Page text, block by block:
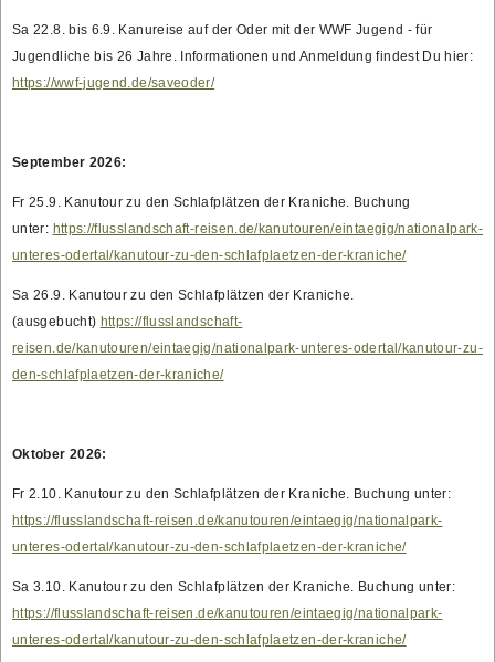
Sa 22.8. bis 6.9. Kanureise auf der Oder mit der WWF Jugend - für
Jugendliche bis 26 Jahre. Informationen und Anmeldung findest Du hier:
https://wwf-jugend.de/saveoder/
September 2026:
Fr 25.9. Kanutour zu den Schlafplätzen der Kraniche. Buchung
unter: https://flusslandschaft-reisen.de/kanutouren/eintaegig/nationalpark-
unteres-odertal/kanutour-zu-den-schlafplaetzen-der-kraniche/
Sa 26.9. Kanutour zu den Schlafplätzen der Kraniche.
(ausgebucht) https://flusslandschaft-
reisen.de/kanutouren/eintaegig/nationalpark-unteres-odertal/kanutour-zu-
den-schlafplaetzen-der-kraniche/
Oktober 2026:
Fr 2.10. Kanutour zu den Schlafplätzen der Kraniche. Buchung unter:
https://flusslandschaft-reisen.de/kanutouren/eintaegig/nationalpark-
unteres-odertal/kanutour-zu-den-schlafplaetzen-der-kraniche/
Sa 3.10. Kanutour zu den Schlafplätzen der Kraniche. Buchung unter:
https://flusslandschaft-reisen.de/kanutouren/eintaegig/nationalpark-
unteres-odertal/kanutour-zu-den-schlafplaetzen-der-kraniche/